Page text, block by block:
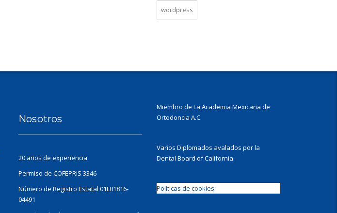
wordpress
Nosotros
20 años de experiencia
Permiso de COFEPRIS 3346
Número de Registro Estatal 01L01816-
04491
Miembro de La Academia Mexicana de
Ortodoncia A.C.
Varios Diplomados avalados por la
Dental Board of California.
Políticas de cookies